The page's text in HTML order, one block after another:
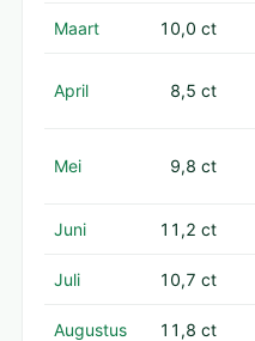
Maart 10,0 ct
April 8,5 ct
Mei 9,8 ct
Juni 11,2 ct
Juli 10,7 ct
Augustus 11,8 ct